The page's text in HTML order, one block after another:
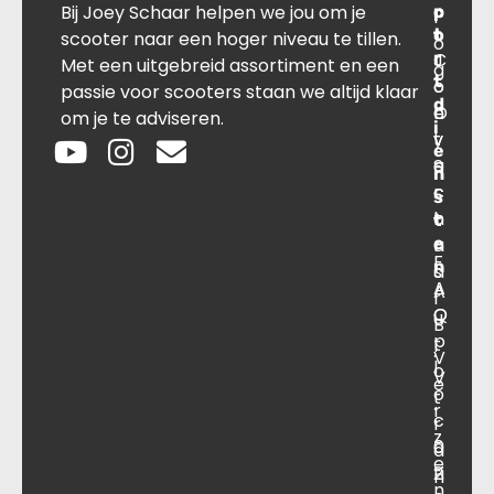
Bij Joey Schaar helpen we jou om je
scooter naar een hoger niveau te tillen.
Met een uitgebreid assortiment en een
passie voor scooters staan we altijd klaar
om je te adviseren.
p
o
r
t
d
i
e
n
s
t
e
n
A
u
t
o
t
r
a
n
l
o
g
O
v
e
r
o
n
s
O
p
l
o
c
a
ti
r
t
C
o
n
t
a
c
t
F
A
Q
V
e
r
z
e
c
t
J
o
e
y
S
c
h
a
a
r
B
.
V
.
0
2